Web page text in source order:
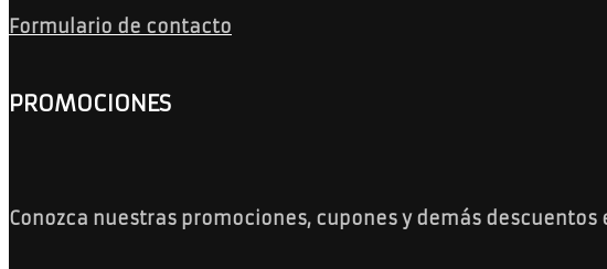
Formulario de contacto
PROMOCIONES
Conozca nuestras promociones, cupones y demás descuentos